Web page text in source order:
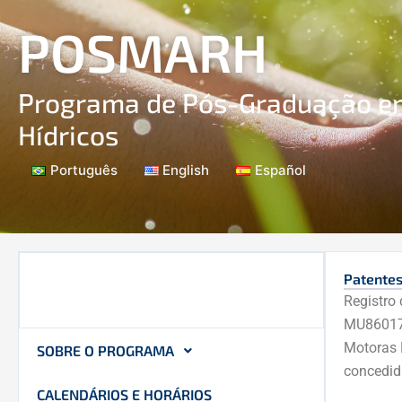
para
o POSMARH
Programa de Pós-Graduação
Hídricos
Português English Español
SOBRE O PROGRAMA
CALENDÁRIOS E HORÁRIOS
Registro
Motoras